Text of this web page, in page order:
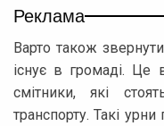
Реклама
Варто також
існує в громаді. Це
смітники, які
транспорту. Такі урни